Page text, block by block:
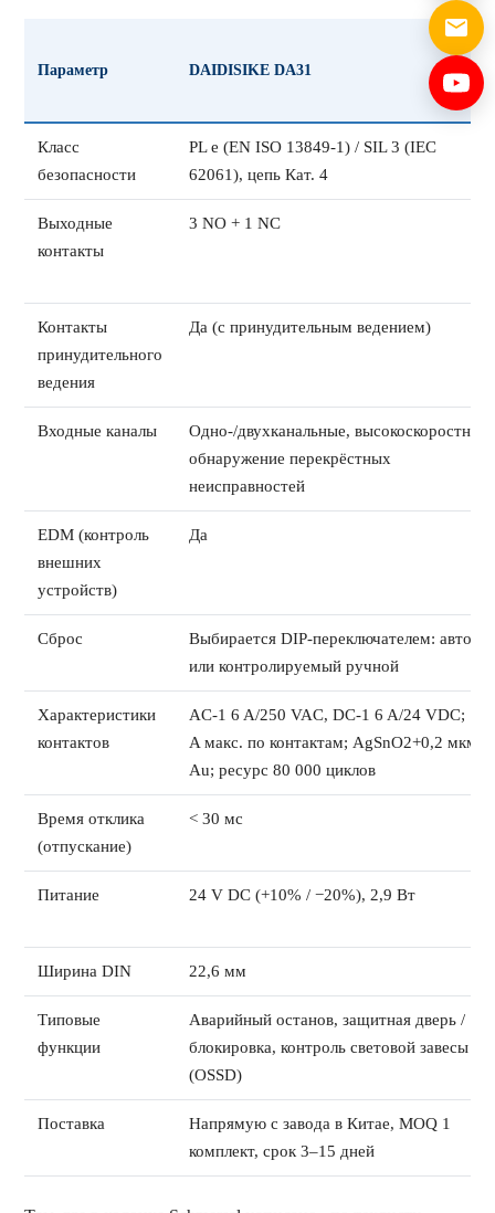
Параметр DAIDISIKE DA31
Класс
безопасности
PL e (EN ISO 13849-1) / SIL 3 (IEC
62061), цепь Кат. 4
Выходные
контакты
3 NO + 1 NC
Контакты
принудительного
ведения
Да (с принудительным ведением)
Входные каналы
Одно-/двухканальные, высокоскоростное
обнаружение перекрёстных
неисправностей
EDM (контроль
внешних
устройств)
Да
Сброс
Выбирается DIP-переключателем: авто
или контролируемый ручной
Характеристики
контактов
AC-1 6 A/250 VAC, DC-1 6 A/24 VDC; 12
A макс. по контактам; AgSnO2+0,2 мкм
Au; ресурс 80 000 циклов
Время отклика
(отпускание)
< 30 мс
Питание 24 V DC (+10% / −20%), 2,9 Вт
Ширина DIN 22,6 мм
Типовые
функции
Аварийный останов, защитная дверь /
блокировка, контроль световой завесы
(OSSD)
Поставка
Напрямую с завода в Китае, MOQ 1
комплект, срок 3–15 дней